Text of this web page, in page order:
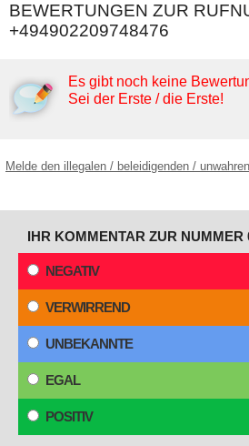
BEWERTUNGEN ZUR
+494902209748476
Es gibt noch keine
Sei der Erste / die Erste!
Melde den illegalen / beleidigenden /
IHR KOMMENTAR ZUR NUMMER
NEGATIV
VERWIRREND
UNBEKANNTE
EGAL
POSITIV